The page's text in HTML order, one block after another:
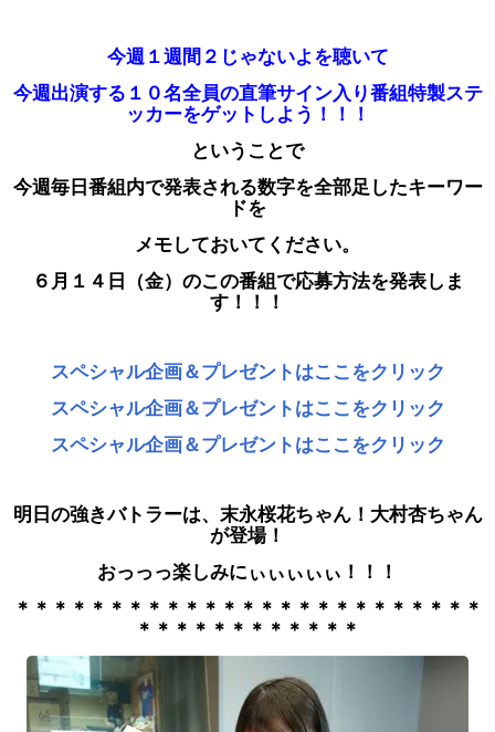
今週１週間２じゃないよを聴いて
今週出演する１０名全員の直筆サイン入り番組特製ステ
ッカーをゲットしよう！！！
ということで
今週毎日番組内で発表される数字を全部足したキーワー
ドを
メモしておいてください。
６月１４日（金）のこの番組で応募方法を発表しま
す！！！
スペシャル企画＆プレゼントはここをクリック
スペシャル企画＆プレゼントはここをクリック
スペシャル企画＆プレゼントはここをクリック
明日の強きバトラーは、末永桜花ちゃん！大村杏ちゃん
が登場！
おっっっ楽しみにぃぃぃぃぃ！！！
＊＊＊＊＊＊＊＊＊＊＊＊＊＊＊＊＊＊＊＊＊＊＊＊＊
＊＊＊＊＊＊＊＊＊＊＊＊